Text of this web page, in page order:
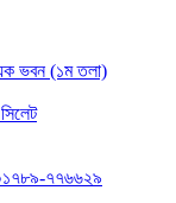
ভবন (১ম তলা)
৭৭৬৬২৯